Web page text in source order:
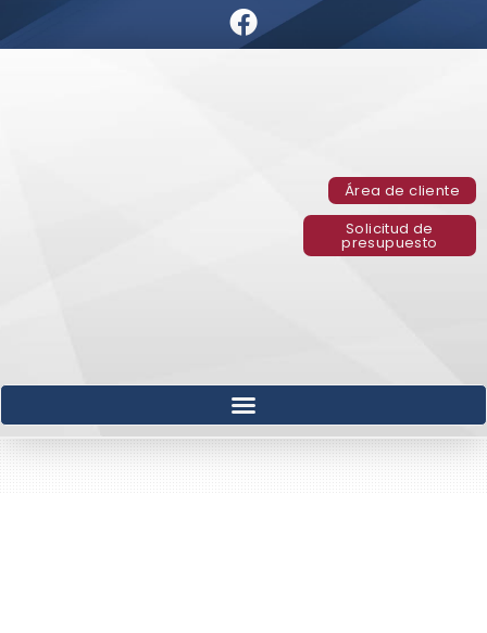
Área de cliente
Solicitud de
presupuesto